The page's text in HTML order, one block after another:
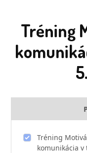
Tréning
Tréning
komunikácia